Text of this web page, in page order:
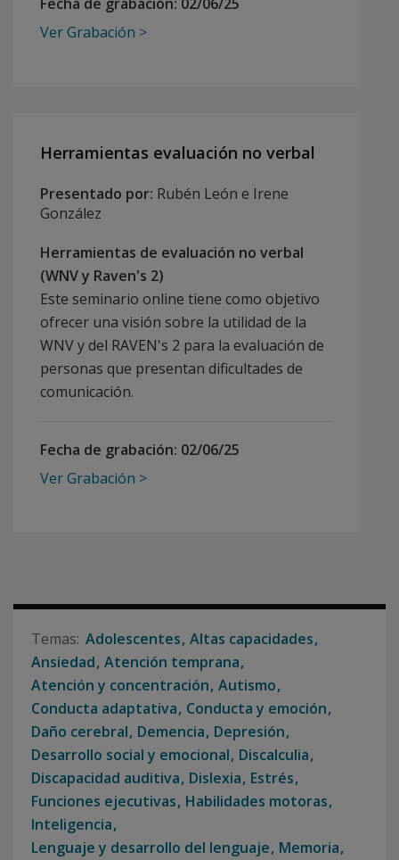
Ver Grabación
Herramientas evaluación no verbal
Presentado por: Rubén León e Irene
González
Herramientas de evaluación no verbal
(WNV y Raven's 2)
Este seminario online tiene como objetivo
ofrecer una visión sobre la utilidad de la
WNV y del RAVEN's 2 para la evaluación de
personas que presentan dificultades de
comunicación.
Fecha de grabación: 02/06/25
Ver Grabación
Adolescentes Altas capacidades
Ansiedad Atención temprana
Atención y concentración Autismo
Conducta adaptativa Conducta y emoción
Daño cerebral Demencia Depresión
Desarrollo social y emocional Discalculia
Discapacidad auditiva Dislexia Estrés
Funciones ejecutivas Habilidades motoras
Inteligencia
Lenguaje y desarrollo del lenguaje Memoria